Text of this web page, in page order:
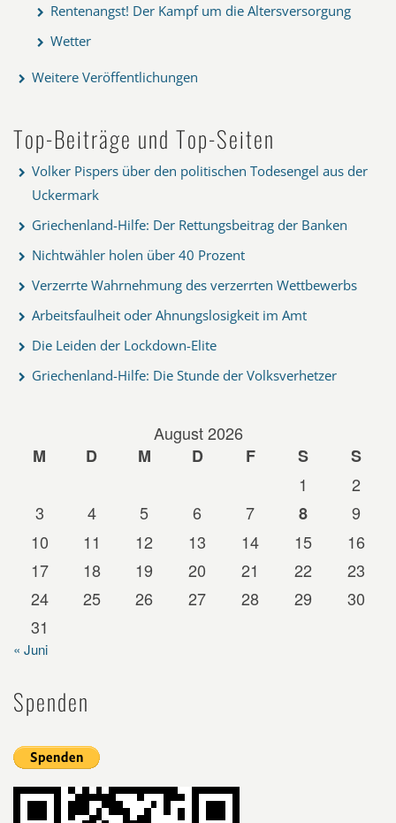
Rentenangst! Der Kampf um die Altersversorgung
Wetter
Weitere Veröffentlichungen
Top-Beiträge und Top-Seiten
Volker Pispers über den politischen Todesengel aus der
Uckermark
Griechenland-Hilfe: Der Rettungsbeitrag der Banken
Nichtwähler holen über 40 Prozent
Verzerrte Wahrnehmung des verzerrten Wettbewerbs
Arbeitsfaulheit oder Ahnungslosigkeit im Amt
Die Leiden der Lockdown-Elite
Griechenland-Hilfe: Die Stunde der Volksverhetzer
August 2026
M
D M D F S
S
1
2
3
4 5 6 7 8
9
10
11 12 13 14 15
16
17
18 19 20 21 22
23
24
25 26 27 28 29
30
31
« Juni
Spenden